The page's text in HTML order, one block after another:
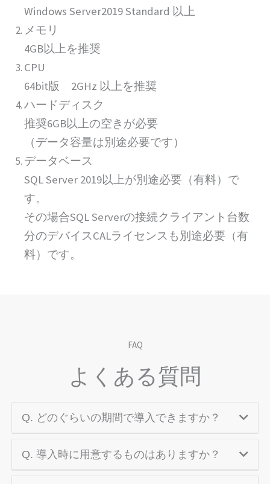
Windows Server2019 Standard 以上
メモリ
4GB以上を推奨
CPU
64bit版 2GHz 以上を推奨
ハードディスク
推奨6GB以上の空きが必要
（データ容量は別途必要です）
データベース
SQL Server 2019以上が別途必要（有料）で
す。
その場合SQL Serverの接続クライアント台数
分のデバイスCALライセンスも別途必要（有
料）です。
FAQ
よくある質問
Q. どのぐらいの期間で導入できますか？
Q. 導入時に用意するものはありますか？